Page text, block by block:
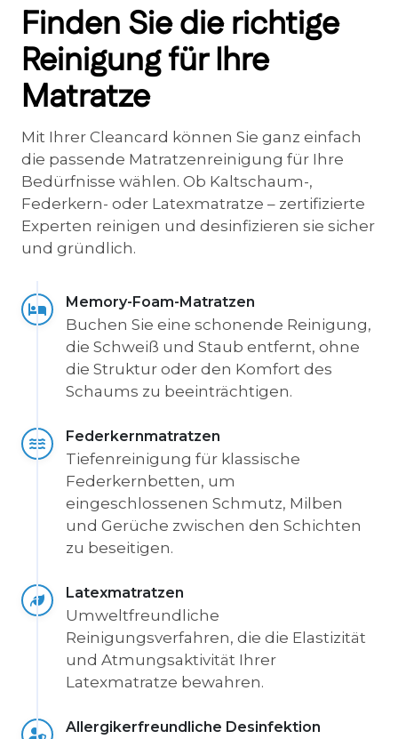
Finden Sie die richtige
Reinigung für Ihre
Matratze
Mit Ihrer Cleancard können Sie ganz einfach
die passende Matratzenreinigung für Ihre
Bedürfnisse wählen. Ob Kaltschaum-,
Federkern- oder Latexmatratze – zertifizierte
Experten reinigen und desinfizieren sie sicher
und gründlich.
Memory-Foam-Matratzen
Buchen Sie eine schonende Reinigung,
die Schweiß und Staub entfernt, ohne
die Struktur oder den Komfort des
Schaums zu beeinträchtigen.
Federkernmatratzen
Tiefenreinigung für klassische
Federkernbetten, um
eingeschlossenen Schmutz, Milben
und Gerüche zwischen den Schichten
zu beseitigen.
Latexmatratzen
Umweltfreundliche
Reinigungsverfahren, die die Elastizität
und Atmungsaktivität Ihrer
Latexmatratze bewahren.
Allergikerfreundliche Desinfektion